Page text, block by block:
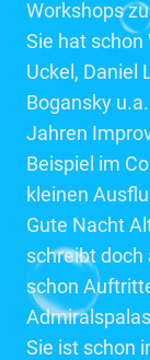
Workshops
Sie hat schon
Uckel, Daniel
Bogansky
Jahren
Beispiel im
kleinen
Gute Nacht
schreibt doch
schon
Sie ist schon